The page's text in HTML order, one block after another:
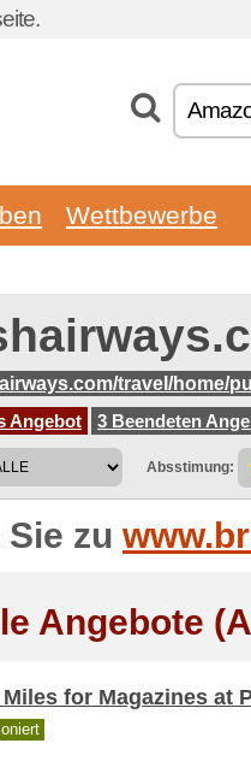
Wettbewerbe
travel/home/
Angebot
3 Beendeten
Absstimung:
Sie zu
Angebote
Miles for Magazines at